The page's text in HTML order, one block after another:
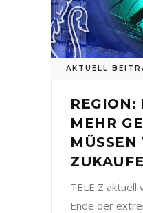
AKTUELL
REGION:
MEHR
MÜSSEN
TELE Z aktuell
Ende der